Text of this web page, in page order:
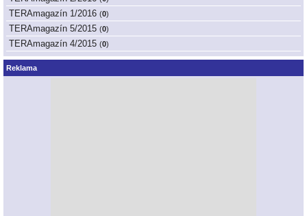
TERAmagazín 1/2016 (0)
TERAmagazín 5/2015 (0)
TERAmagazín 4/2015 (0)
Reklama